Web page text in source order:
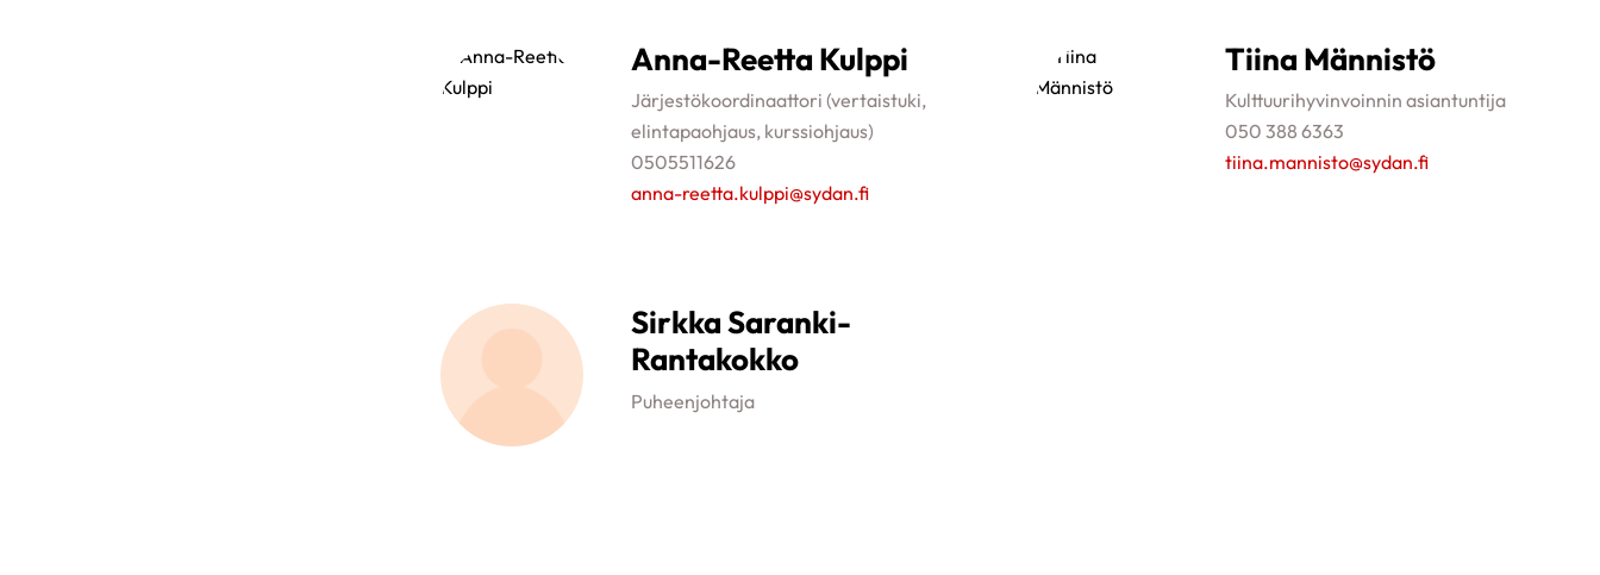
Anna-Reetta Kulppi
Järjestökoordinaattori (vertaistuki,
elintapaohjaus, kurssiohjaus)
0505511626
anna-reetta.kulppi@sydan.fi
Tiina Männistö
kulttuurihyvinvoinnin asiantuntija
050 388 6363
tiina.mannisto@sydan.fi
Sirkka Saranki-
Rantakokko
Puheenjohtaja